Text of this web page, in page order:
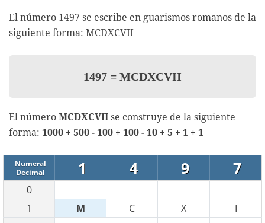
El número 1497 se escribe en guarismos romanos de la
siguiente forma: MCDXCVII
1497 = MCDXCVII
El número MCDXCVII se construye de la siguiente
forma: 1000 + 500 - 100 + 100 - 10 + 5 + 1 + 1
Numeral
Decimal
1 4 9 7
0
1
M C X
I